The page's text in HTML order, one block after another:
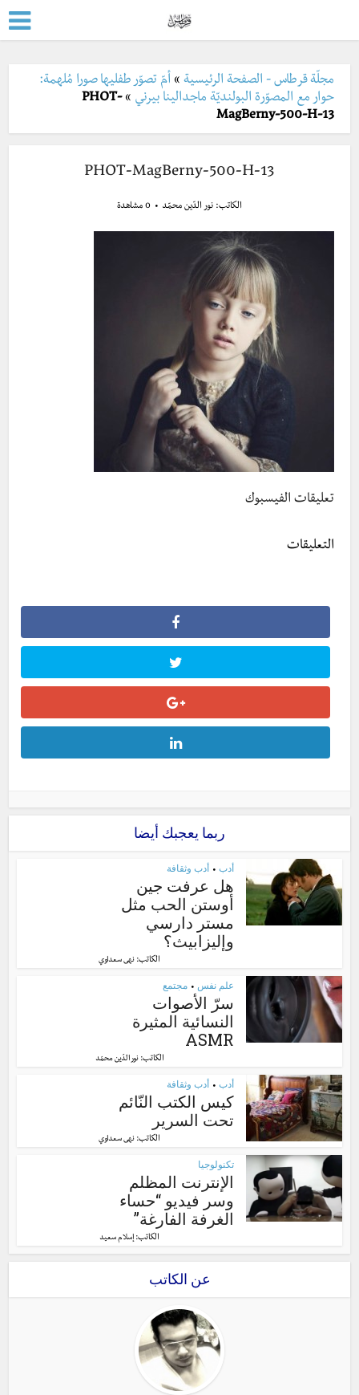
مجلّة قرطاس - الصفحة الرئيسية » أمّ تصوّر طفليها صورا مُلهمة:
حوار مع المصوّرة البولنديّة ماجدالينا بيرني »
PHOT-
MagBerny-500-H-13
PHOT-MagBerny-500-H-13
الكاتب: نور الدّين محمّد 0 مشاهدة
تعليقات الفيسبوك
التعليقات
ربما يعجبك أيضا
أدب • أدب وثقافة
هل عرفت جين
أوستن الحب مثل
مستر دارسي
وإليزابيث؟
الكاتب: نهى سعداوي
علم نفس • مجتمع
سرّ الأصوات
النسائية المثيرة
ASMR
الكاتب:نور الدّين محمّد
أدب • أدب وثقافة
كيس الكتب النّائم
تحت السرير
الكاتب: نهى سعداوي
تكنولوجيا
الإنترنت المظلم
وسر فيديو “حساء
الغرفة الفارغة”
الكاتب: إسلام سعيد
عن الكاتب